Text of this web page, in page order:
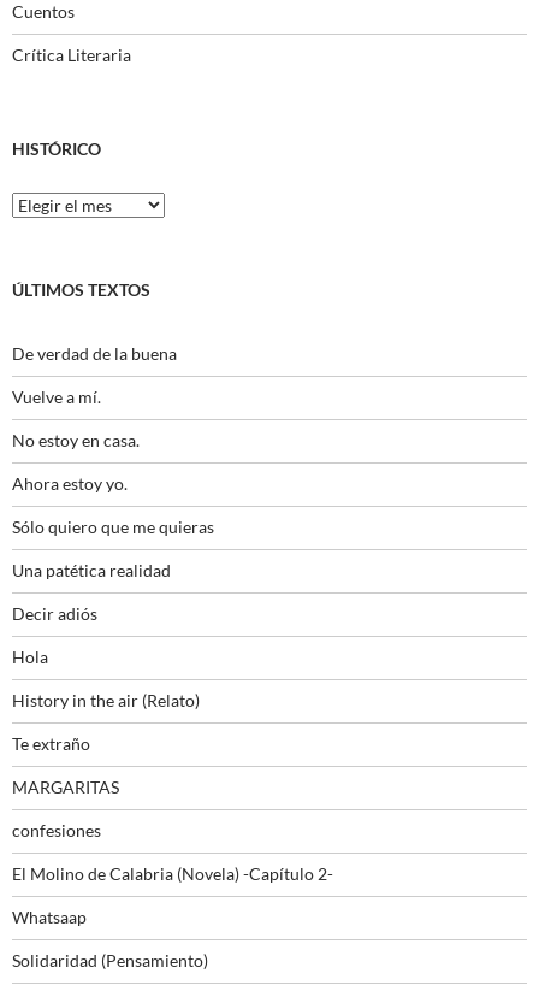
Cuentos
Crítica Literaria
HISTÓRICO
Histórico
ÚLTIMOS TEXTOS
De verdad de la buena
Vuelve a mí.
No estoy en casa.
Ahora estoy yo.
Sólo quiero que me quieras
Una patética realidad
Decir adiós
Hola
History in the air (Relato)
Te extraño
MARGARITAS
confesiones
El Molino de Calabria (Novela) -Capítulo 2-
Whatsaap
Solidaridad (Pensamiento)